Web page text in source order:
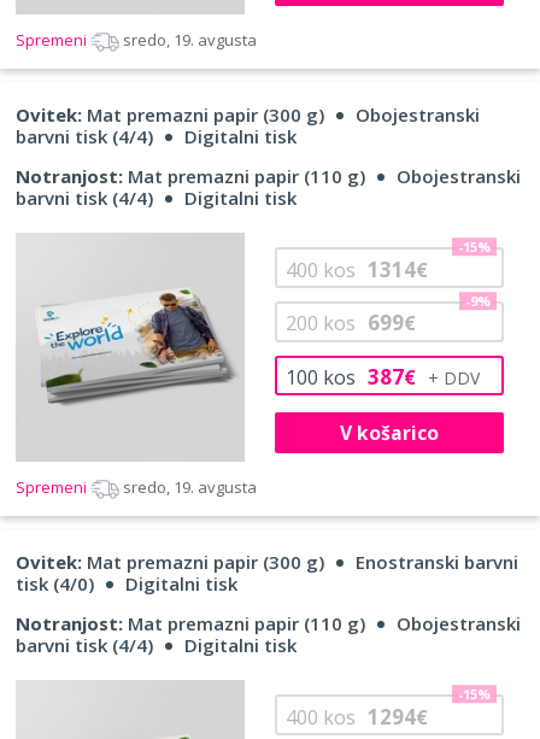
Spremeni sredo, 19. avgusta
Ovitek: Mat premazni papir (300 g)
Obojestranski
barvni tisk (4/4)
Digitalni tisk
Notranjost: Mat premazni papir (110 g)
Obojestranski
barvni tisk (4/4)
Digitalni tisk
100 kos 387€
200 kos 699€
-9%
400 kos 1314€
-15%
V košarico
Spremeni sredo, 19. avgusta
Ovitek: Mat premazni papir (300 g)
Enostranski barvni
tisk (4/0)
Digitalni tisk
Notranjost: Mat premazni papir (110 g)
Obojestranski
barvni tisk (4/4)
Digitalni tisk
400 kos 1294€
-15%